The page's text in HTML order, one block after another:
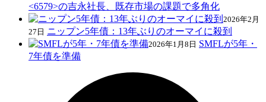
<6579>の吉永社長、既存市場の課題で多角化
2026年2月
27日 ニップン5年債：13年ぶりのオーマイに殺到
2026年1月8日 SMFLが5年・
7年債を準備